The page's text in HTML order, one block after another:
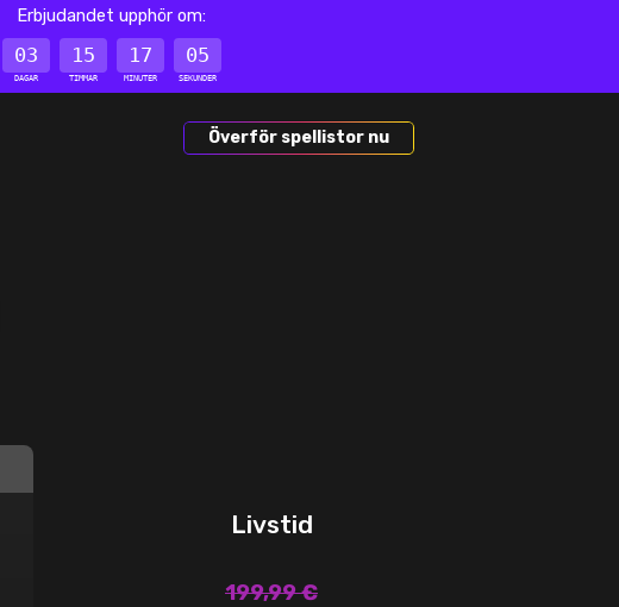
Erbjudandet upphör om:
03
DAGAR
15
TIMMAR
17
MINUTER
05
SEKUNDER
Överför spellistor nu
Livstid
199,99 €